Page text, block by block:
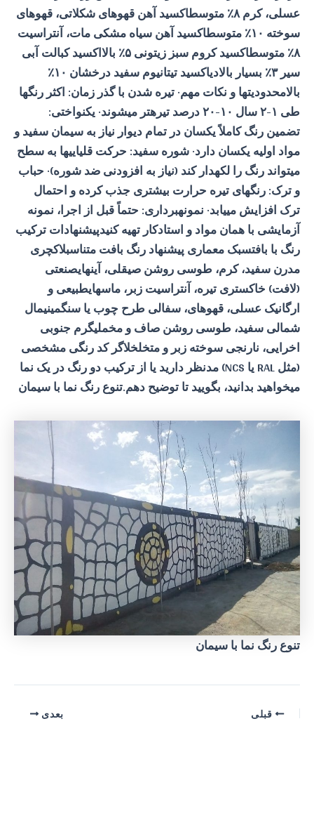
عسلی، کرم ۸٪ متوسطاکسید آهن قهوهای شکلاتی، قهوهای
سوخته ۱۰٪ متوسطاکسید آهن سیاه مشکی مات، آنتراسیت
۸٪ متوسطاکسید کروم سبز زیتونی ۵٪ بالااکسید کبالت آبی
سیر ۳٪ بسیار بالادیاکسید تیتانیوم سفید درخشان ۱۰٪
بالامحدودیتها و نکات مهم· تیره شدن با گذر زمان: اکثر رنگها
طی ۱-۲ سال ۱۰-۲۰ درصد تیرهتر میشوند· یکنواختی:
تضمین رنگ کاملاً یکسان در تمام دیوار نیاز به سیمان سفید و
مواد اولیه یکسان دارد· شوره سفید: حرکت قلیاییها به سطح
میتواند رنگ را لکهدار کند (نیاز به افزودنی ضد شوره)· حباب
و ترک: رنگهای تیره حرارت بیشتری جذب کرده و احتمال
ترک افزایش مییابد· نمونهبرداری: حتماً قبل از اجرا، نمونه
آزمایشی با همان مواد واستادکارتهیه کنیدپیشنهادات ترکیب
رنگ با بافتسبک معماری پیشنهاد رنگ بافت متناسبلاکچری
مدرن سفید، کرم، طوسی روشن صیقلی، آینهایصنعتی
(لافت) خاکستری تیره، آنتراسیت زبر، ماسهایطبیعی و
ارگانیک عسلی، قهوهای، سفالی طرح چوب یا سنگمینیمال
شمالی سفید، طوسی روشن صاف و مخملیگرم جنوبی
اخرایی، نارنجی سوخته زبر و متخلخلاگر کد رنگی مشخصی
(مثل RAL یا NCS) مدنظر دارید یا از ترکیب دو رنگ در یک نما
میخواهید بدانید، بگویید تا توضیح دهم.تنوع رنگ نما با سیمان
تنوع رنگ نما با سیمان
پیمایشقبلی بعدی